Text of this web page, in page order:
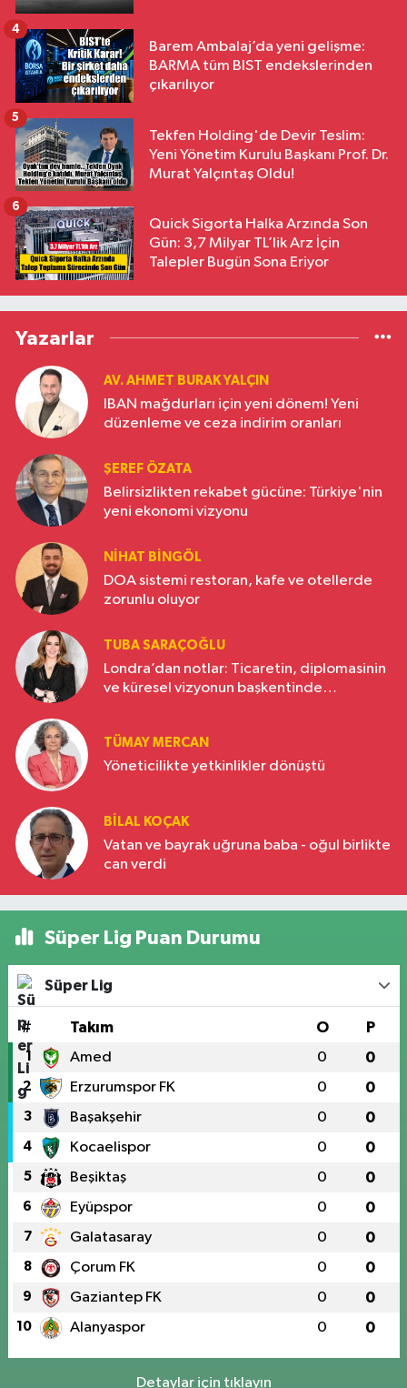
Barem Ambalaj’da yeni gelişme:
BARMA tüm BIST endekslerinden
çıkarılıyor
4
Tekfen Holding'de Devir Teslim:
Yeni Yönetim Kurulu Başkanı Prof. Dr.
Murat Yalçıntaş Oldu!
5
Quick Sigorta Halka Arzında Son
Gün: 3,7 Milyar TL’lik Arz İçin
Talepler Bugün Sona Eriyor
6
Yazarlar
AV. AHMET BURAK YALÇIN
IBAN mağdurları için yeni dönem! Yeni
düzenleme ve ceza indirim oranları
ŞEREF ÖZATA
Belirsizlikten rekabet gücüne: Türkiye'nin
yeni ekonomi vizyonu
NIHAT BINGÖL
DOA sistemi restoran, kafe ve otellerde
zorunlu oluyor
TUBA SARAÇOĞLU
Londra’dan notlar: Ticaretin, diplomasinin
ve küresel vizyonun başkentinde
TÜMAY MERCAN
Yöneticilikte yetkinlikler dönüştü
BILAL KOÇAK
Vatan ve bayrak uğruna baba - oğul birlikte
can verdi
Süper Lig Puan Durumu
Süper Lig
# Takım O P
1 Amed 0 0
2 Erzurumspor FK 0 0
3 Başakşehir 0 0
4 Kocaelispor 0 0
5 Beşiktaş 0 0
6 Eyüpspor 0 0
7 Galatasaray 0 0
8 Çorum FK 0 0
9 Gaziantep FK 0 0
10 Alanyaspor 0 0
Detaylar için tıklayın